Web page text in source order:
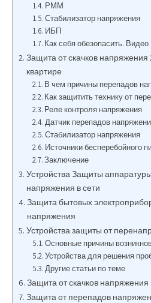
РММ
Стабилизатор напряжения
ИБП
Как себя обезопасить. Видео
Защита от скачков напряжения
квартире
В чем причины перепадов
Как защитить технику от
Реле контроля напряжения
Датчик перепадов
Стабилизатор напряжения
Источники бесперебойного
Заключение
Устройства Защиты
напряжения в сети
Защита бытовых
напряжения
Устройства защиты от
Основные причины
Устройства для решения
Другие статьи по теме
Защита от скачков
Защита от перепадов